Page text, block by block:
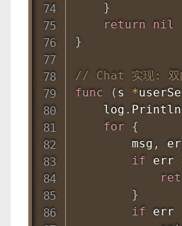
}
return
nil
}
// Chat 实现: 双
func
( s *
    log
. Println
for
{
        msg
,
if err
}
if err